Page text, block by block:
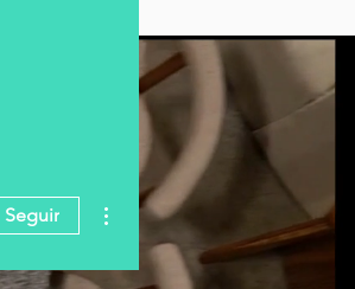
Seguir
Más acciones